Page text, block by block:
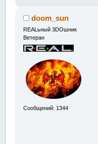
doom_sun
REALьный 3DOшник
Ветеран
Сообщений: 1344